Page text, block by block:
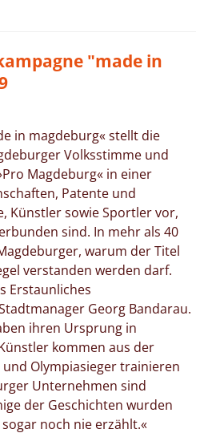
"made in
in magdeburg« stellt die
Volksstimme und
Magdeburg« in einer
Patente und
Künstler sowie Sportler vor,
sind. In mehr als 40
warum der Titel
verstanden werden darf.
Erstaunliches
Georg Bandarau.
ihren Ursprung in
kommen aus der
Olympiasieger trainieren
Unternehmen sind
der Geschichten wurden
noch nie erzählt.«